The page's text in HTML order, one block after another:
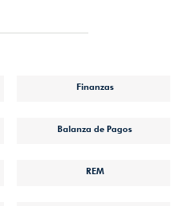
Finanzas
Balanza de Pagos
REM